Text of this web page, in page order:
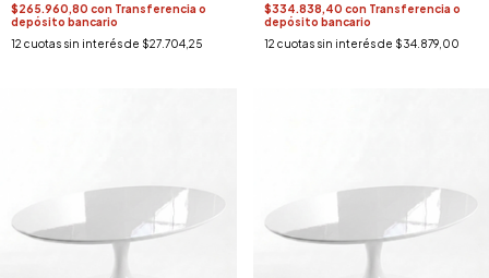
$265.960,80 con Transferencia o
depósito bancario
12 cuotas sin interés de $27.704,25
$334.838,40 con Transferencia o
depósito bancario
12 cuotas sin interés de $34.879,00